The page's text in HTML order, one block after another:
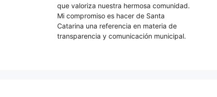
que valoriza nuestra hermosa comunidad.
Mi compromiso es hacer de Santa
Catarina una referencia en materia de
transparencia y comunicación municipal.